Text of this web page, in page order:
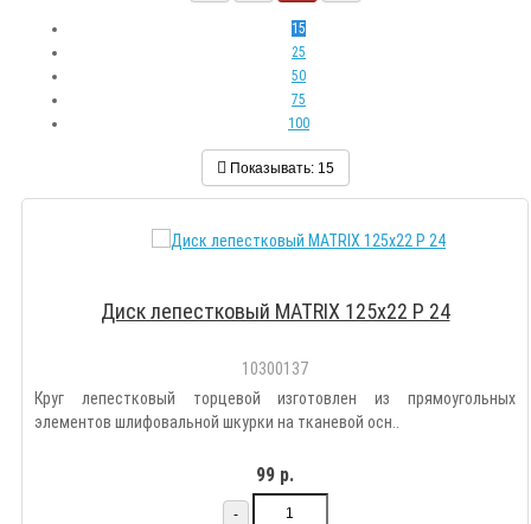
15
25
50
75
100
Показывать: 15
Диск лепестковый MATRIX 125х22 Р 24
10300137
Круг лепестковый торцевой изготовлен из прямоугольных
элементов шлифовальной шкурки на тканевой осн..
99 р.
-